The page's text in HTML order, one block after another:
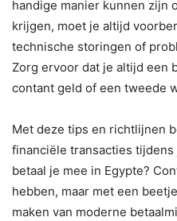
handige manier kunnen zijn
krijgen, moet je altijd
technische storingen of
Zorg ervoor dat je altijd een
contant geld of een tweede
Met deze tips en richtlijnen
financiële transacties tijdens
betaal je mee in Egypte?
hebben, maar met een
maken van moderne